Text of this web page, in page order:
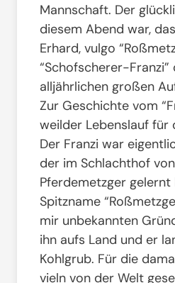
Mannschaft. Der
diesem Abend war,
Erhard, vulgo
“Schofscherer-
alljährlichen großen
Zur Geschichte vom
weilder Lebenslauf für
Der Franzi war
der im Schlachthof
Pferdemetzger
Spitzname
mir unbekannten
ihn aufs Land und er
Kohlgrub. Für die
vieln von der Welt